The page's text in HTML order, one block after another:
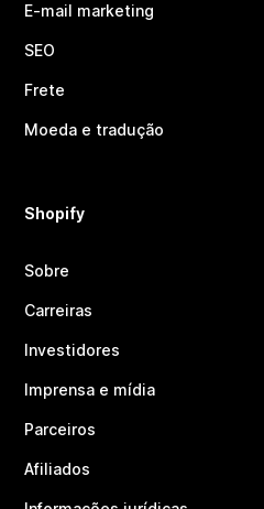
E-mail marketing
SEO
Frete
Moeda e tradução
Shopify
Sobre
Carreiras
Investidores
Imprensa e mídia
Parceiros
Afiliados